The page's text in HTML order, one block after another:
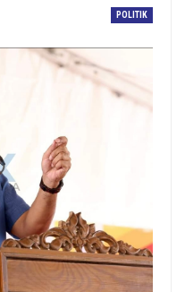
POLITIK